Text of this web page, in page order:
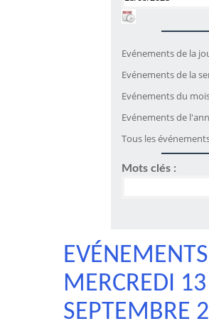
Evénements de la
Evénements de la
Evénements du
Evénements de
Tous les
Mots clés :
MERCREDI 13
SEPTEMBRE